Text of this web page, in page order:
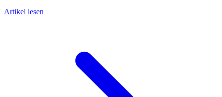
Artikel lesen